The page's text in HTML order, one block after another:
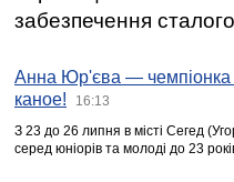
забезпечення
Анна Юр'єва — чемпіонка
каное!
16:13
З 23 до 26 липня в місті Сегед
серед юніорів та молоді до 23